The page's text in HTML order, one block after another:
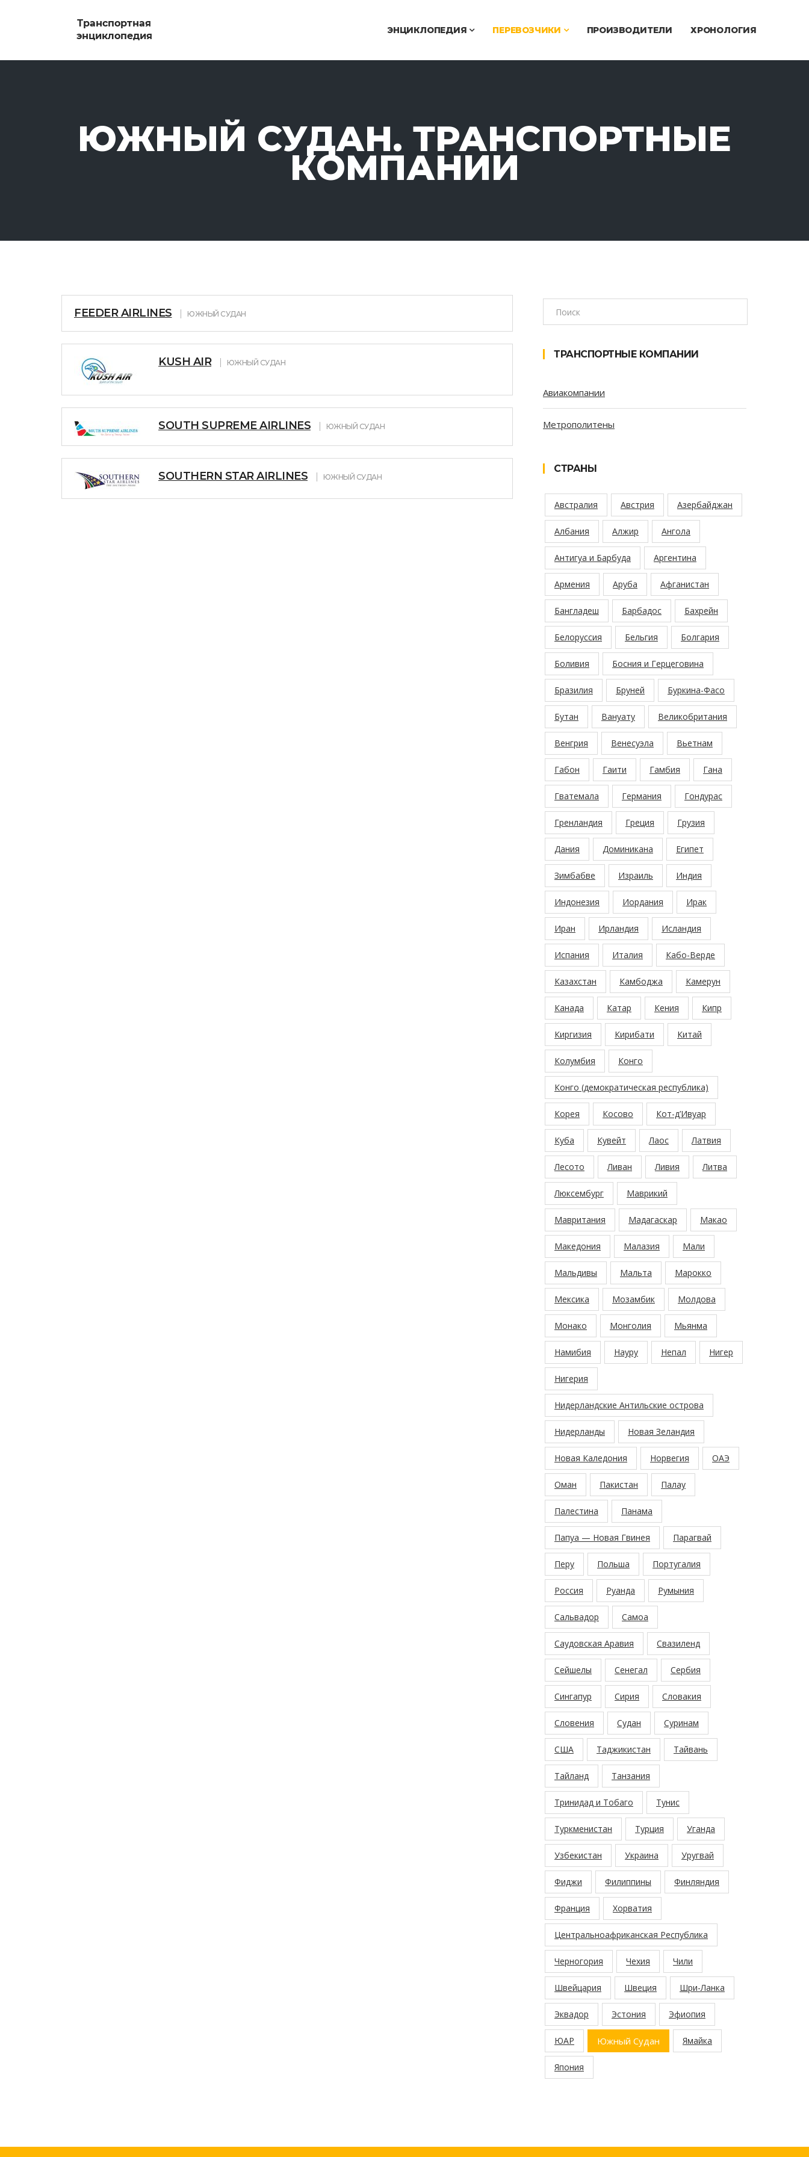
ЭНЦИКЛОПЕДИЯ ПЕРЕВОЗЧИКИ ПРОИЗВОДИТЕЛИ ХРОНОЛОГИЯ
ЮЖНЫЙ СУДАН. ТРАНСПОРТНЫЕ
КОМПАНИИ
FEEDER AIRLINES ЮЖНЫЙ СУДАН
KUSH AIR ЮЖНЫЙ СУДАН
SOUTH SUPREME AIRLINES ЮЖНЫЙ СУДАН
SOUTHERN STAR AIRLINES ЮЖНЫЙ СУДАН
ТРАНСПОРТНЫЕ КОМПАНИИ
Авиакомпании
Метрополитены
СТРАНЫ
Австралия Австрия Азербайджан
Албания Алжир Ангола
Антигуа и Барбуда Аргентина
Армения Аруба Афганистан
Бангладеш Барбадос Бахрейн
Белоруссия Бельгия Болгария
Боливия Босния и Герцеговина
Бразилия Бруней Буркина-Фасо
Бутан Вануату Великобритания
Венгрия Венесуэла Вьетнам
Габон Гаити Гамбия Гана
Гватемала Германия Гондурас
Гренландия Греция Грузия
Дания Доминикана Египет
Зимбабве Израиль Индия
Индонезия Иордания Ирак
Иран Ирландия Исландия
Испания Италия Кабо-Верде
Казахстан Камбоджа Камерун
Канада Катар Кения Кипр
Киргизия Кирибати Китай
Колумбия Конго
Конго (демократическая республика)
Корея Косово Кот-д’Ивуар
Куба Кувейт Лаос Латвия
Лесото Ливан Ливия Литва
Люксембург Маврикий
Мавритания Мадагаскар Макао
Македония Малазия Мали
Мальдивы Мальта Марокко
Мексика Мозамбик Молдова
Монако Монголия Мьянма
Намибия Науру Непал Нигер
Нигерия
Нидерландские Антильские острова
Нидерланды Новая Зеландия
Новая Каледония Норвегия ОАЭ
Оман Пакистан Палау
Палестина Панама
Папуа — Новая Гвинея Парагвай
Перу Польша Португалия
Россия Руанда Румыния
Сальвадор Самоа
Саудовская Аравия Свазиленд
Сейшелы Сенегал Сербия
Сингапур Сирия Словакия
Словения Судан Суринам
США Таджикистан Тайвань
Тайланд Танзания
Тринидад и Тобаго Тунис
Туркменистан Турция Уганда
Узбекистан Украина Уругвай
Фиджи Филиппины Финляндия
Франция Хорватия
Центральноафриканская Республика
Черногория Чехия Чили
Швейцария Швеция Шри-Ланка
Эквадор Эстония Эфиопия
ЮАР Южный Судан Ямайка
Япония